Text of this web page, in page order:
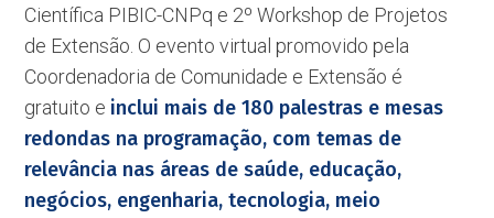
Científica PIBIC-CNPq e 2º Workshop de Projetos
de Extensão. O evento virtual promovido pela
Coordenadoria de Comunidade e Extensão é
gratuito e inclui mais de 180 palestras e mesas
redondas na programação, com temas de
relevância nas áreas de saúde, educação,
negócios, engenharia, tecnologia, meio